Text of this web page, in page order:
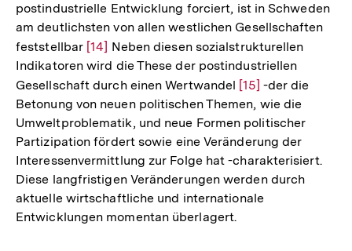
postindustrielle Entwicklung forciert, ist in Schweden
am deutlichsten von allen westlichen Gesellschaften
feststellbar Zur
Auflösung
der
Fußnote
[14] Neben diesen sozialstrukturellen
Indikatoren wird die These der postindustriellen
Gesellschaft durch einen Wertwandel Zur
Auflösung
der
Fußnote
[15] -der die
Betonung von neuen politischen Themen, wie die
Umweltproblematik, und neue Formen politischer
Partizipation fördert sowie eine Veränderung der
Interessenvermittlung zur Folge hat -charakterisiert.
Diese langfristigen Veränderungen werden durch
aktuelle wirtschaftliche und internationale
Entwicklungen momentan überlagert.